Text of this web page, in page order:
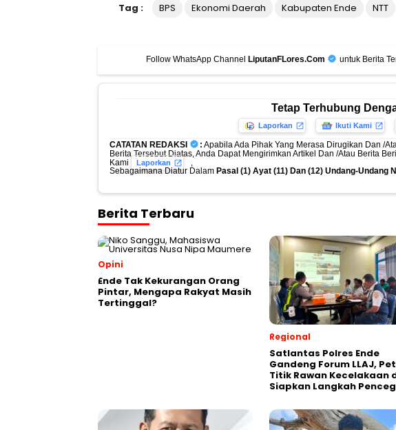
Tag : BPS Ekonomi Daerah Kabupaten Ende NTT
Follow WhatsApp Channel LiputanFLores.Com untuk Berita
Tetap Terhubung
Laporkan Ikuti Kami
CATATAN REDAKSI : Apabila Ada Pihak Yang Merasa Dirugikan Dan /
Berita Tersebut Diatas, Anda Dapat Mengirimkan Artikel Dan /Atau Berita
Kami
Laporkan
,
Sebagaimana Diatur Dalam Pasal (1) Ayat (11) Dan (12) Undang-Undang
Berita Terbaru
Opini
Ende Tak Kekurangan Orang
Pintar, Mengapa Rakyat Masih
Tertinggal?
Regional
Satlantas Polres Ende
Gandeng Forum LLAJ,
Titik Rawan Kecelakaan
Siapkan Langkah